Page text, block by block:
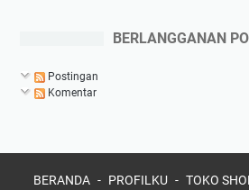
BERLANGGANAN
Postingan
Komentar
BERANDA PROFILKU TOKO